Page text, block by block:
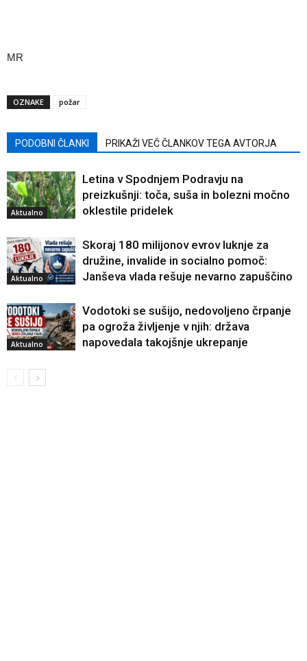
MR
OZNAKE požar
PODOBNI ČLANKI PRIKAŽI VEČ ČLANKOV TEGA AVTORJA
Aktualno
Letina v Spodnjem Podravju na
preizkušnji: toča, suša in bolezni močno
oklestile pridelek
Aktualno
Skoraj 180 milijonov evrov luknje za
družine, invalide in socialno pomoč:
Janševa vlada rešuje nevarno zapuščino
Aktualno
Vodotoki se sušijo, nedovoljeno črpanje
pa ogroža življenje v njih: država
napovedala takojšnje ukrepanje